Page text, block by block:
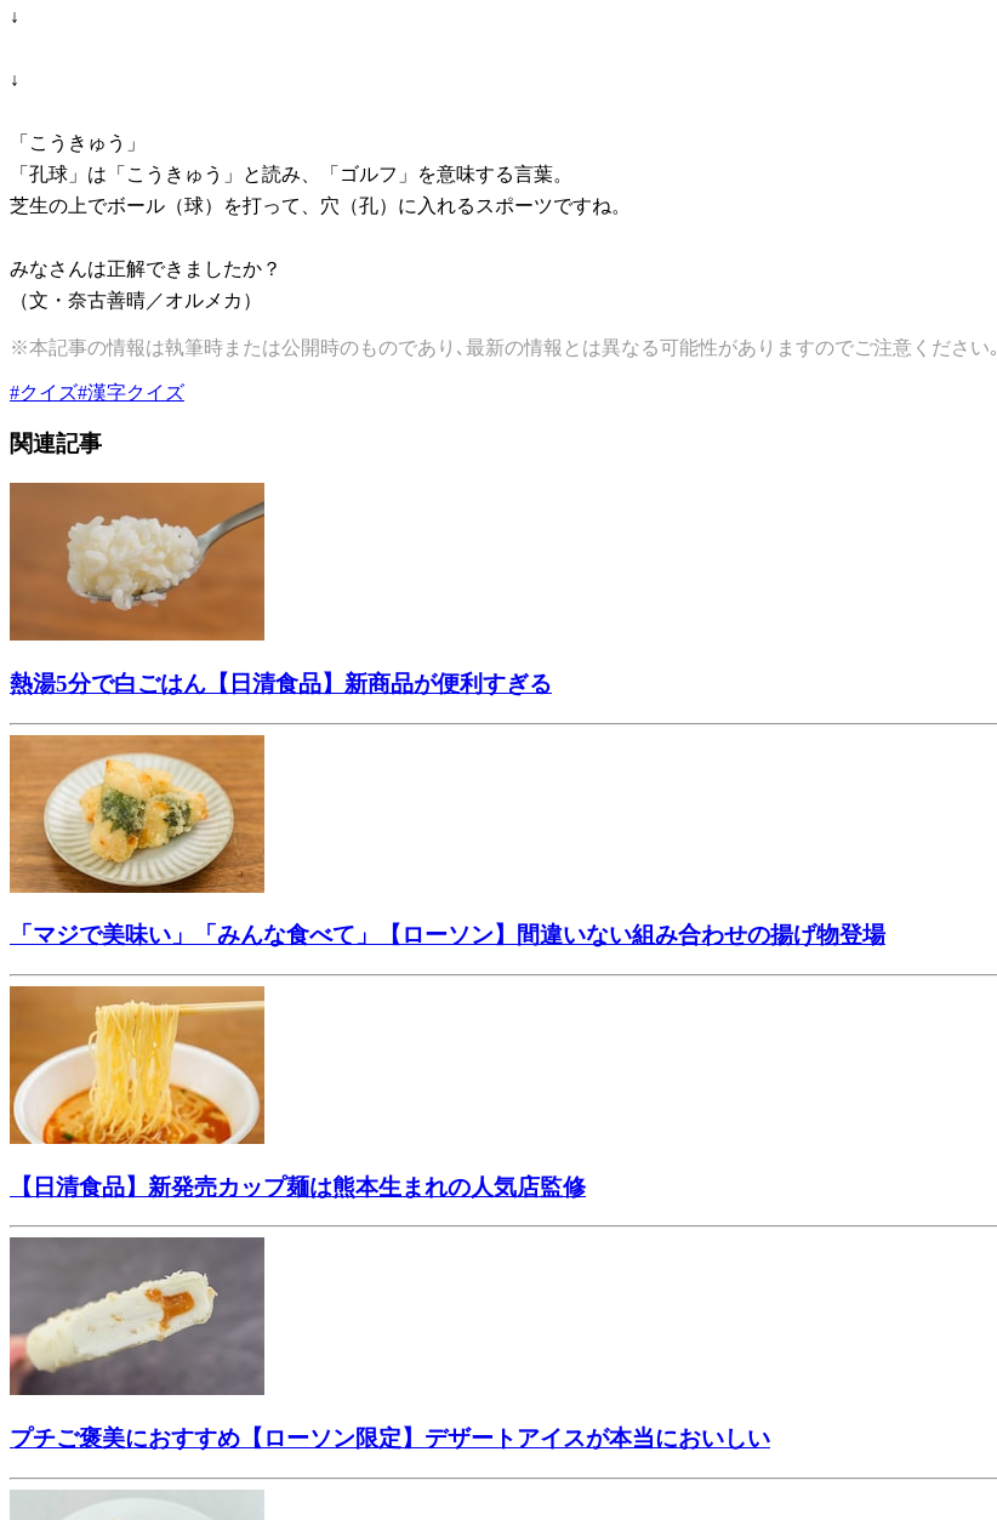
↓
↓
「こうきゅう」
「孔球」は「こうきゅう」と読み、「ゴルフ」を意味する言葉。
芝生の上でボール（球）を打って、穴（孔）に入れるスポーツですね。
みなさんは正解できましたか？
（文・奈古善晴／オルメカ）
※本記事の情報は執筆時または公開時のものであり､最新の情報とは異なる可能性がありますのでご注意ください｡
#クイズ#漢字クイズ
関連記事
熱湯5分で白ごはん【日清食品】新商品が便利すぎる
「マジで美味い」「みんな食べて」【ローソン】間違いない組み合わせの揚げ物登場
【日清食品】新発売カップ麺は熊本生まれの人気店監修
プチご褒美におすすめ【ローソン限定】デザートアイスが本当においしい